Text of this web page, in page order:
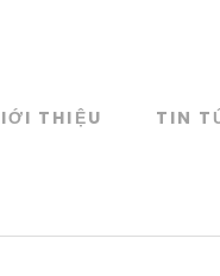
THIỆU TIN